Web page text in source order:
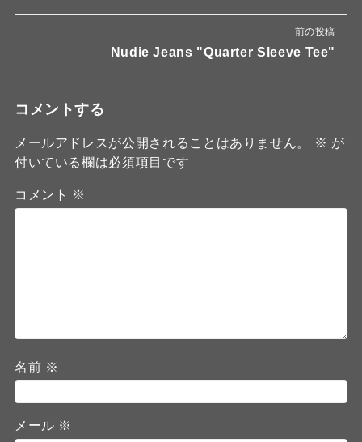
前の投稿
Nudie Jeans "Quarter Sleeve Tee"
コメントする
メールアドレスが公開されることはありません。 ※ が
付いている欄は必須項目です
コメント ※
名前 ※
メール ※